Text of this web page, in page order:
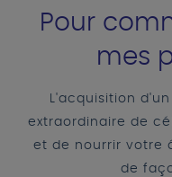
Pour
mes
L'acquisition
extraordinaire de
et de nourrir votre
de